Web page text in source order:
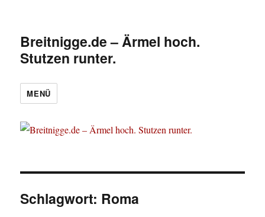
Breitnigge.de – Ärmel hoch.
Stutzen runter.
MENÜ
Schlagwort: Roma